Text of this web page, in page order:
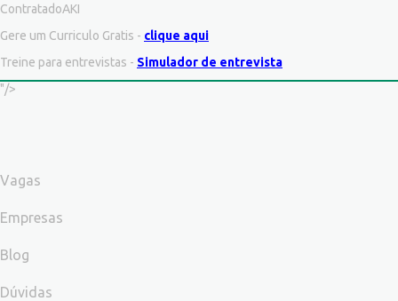
ContratadoAKI
Gere um Curriculo Gratis - clique aqui
Treine para entrevistas - Simulador de entrevista
"/>
Vagas
Empresas
Blog
Dúvidas